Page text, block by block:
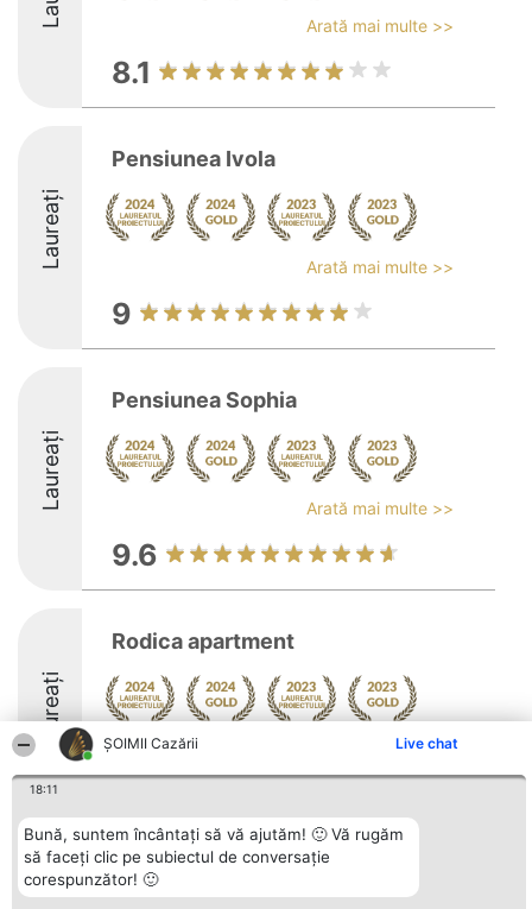
ȘOIMII Cazării Live chat
18:11
Bună, suntem încântați să vă ajutăm! 🙂 Vă rugăm
să faceți clic pe subiectul de conversație
corespunzător! 🙂
Arată mai multe >>
8.1
Laureați
Pensiunea Ivola
Arată mai multe >>
9
Laureați
Pensiunea Sophia
Arată mai multe >>
9.6
Laureați
Rodica apartment
Arată mai multe >>
Organizator Ranking
BRIGHT SOLUTIONS BR SRL
Câștigătorii
Contact